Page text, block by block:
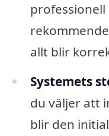
allt blir
Systemets
du väljer att
blir den